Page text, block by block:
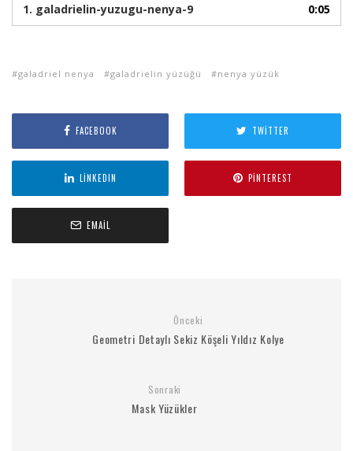
1. galadrielin-yuzugu-nenya-9 0:05
galadriel nenya galadrielin yüzüğü nenya yüzük
FACEBOOK TWITTER
LINKEDIN PINTEREST
EMAIL
Önceki
Geometri Detaylı Sekiz Köşeli Yıldız Kolye
Sonraki
Mask Yüzükler